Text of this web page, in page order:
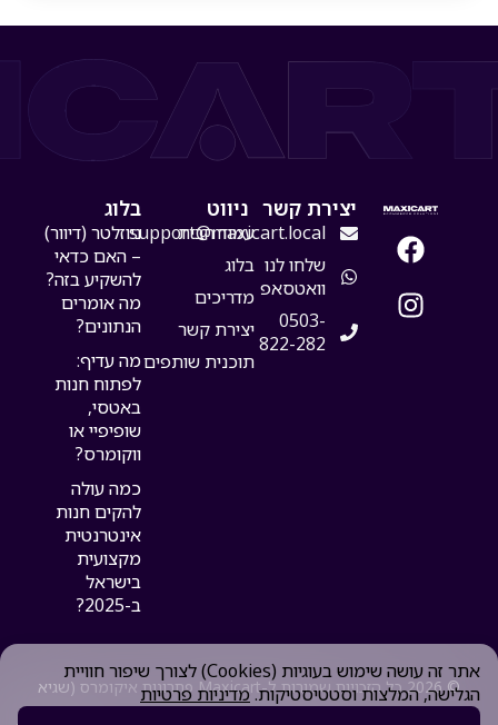
יצירת קשר
support@maxicart.local
שלחו לנו
וואטסאפ
0503-
822-282
ניווט
עמוד הבית
בלוג
מדריכים
יצירת קשר
תוכנית שותפים
בלוג
ניוזלטר (דיוור)
– האם כדאי
להשקיע בזה?
מה אומרים
הנתונים?
מה עדיף:
לפתוח חנות
באטסי,
שופיפיי או
ווקומרס?
כמה עולה
להקים חנות
אינטרנטית
מקצועית
בישראל
ב-2025?
© 2026 כל הזכויות שמורות ל-Maxicart פתרונות איקומרס (שגיא
אתר זה עושה שימוש בעוגיות (Cookies) לצורך שיפור חוויית
הגלישה, המלצות וסטטיסטיקות.מדיניות פרטיות